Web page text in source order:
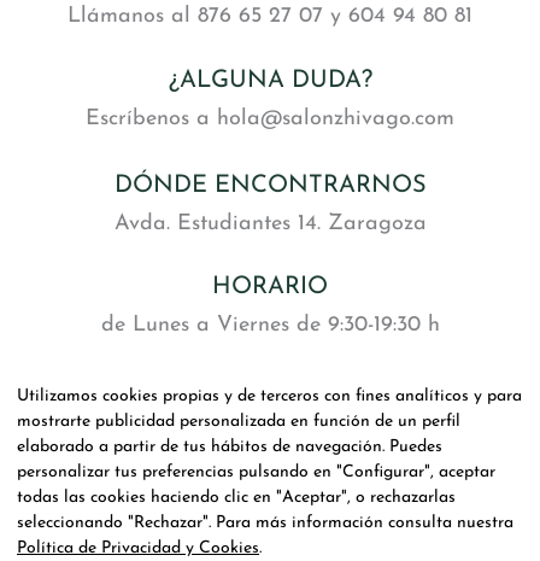
Llámanos al 876 65 27 07 y 604 94 80 81
¿ALGUNA DUDA?
Escríbenos a hola@salonzhivago.com
DÓNDE ENCONTRARNOS
Avda. Estudiantes 14. Zaragoza
HORARIO
de Lunes a Viernes de 9:30-19:30 h
SOCIAL
Utilizamos cookies propias y de terceros con fines analíticos y para
mostrarte publicidad personalizada en función de un perfil
elaborado a partir de tus hábitos de navegación. Puedes
personalizar tus preferencias pulsando en "Configurar", aceptar
todas las cookies haciendo clic en "Aceptar", o rechazarlas
seleccionando "Rechazar". Para más información consulta nuestra
Política de Privacidad y Cookies.